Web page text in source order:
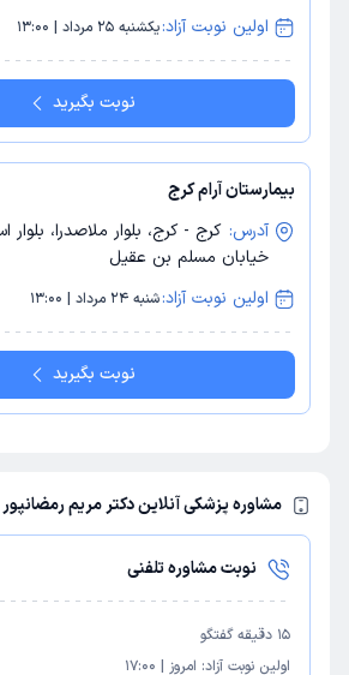
اولین نوبت آزاد:یکشنبه 25 مرداد | 13:00
نوبت بگیرید
بیمارستان آرام کرج
آدرس: کرج - کرج، بلوار ملاصدرا، بلوار
خیابان مسلم بن عقیل
اولین نوبت آزاد:شنبه 24 مرداد | 13:00
نوبت بگیرید
مشاوره پزشکی آنلاین دکتر مریم رمضانپور
نوبت مشاوره تلفنی
15 دقیقه گفتگو
اولین نوبت آزاد: امروز |
17:00